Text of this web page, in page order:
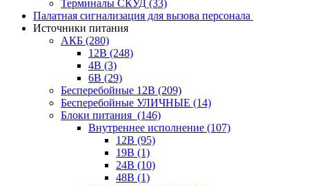
Терминалы СКУД (33)
Палатная сигнализация для вызова персонала
Источники питания
АКБ (280)
12В (248)
4В (3)
6В (29)
Бесперебойные 12В (209)
Бесперебойные УЛИЧНЫЕ (14)
Блоки питания (146)
Внутреннее исполнение (107)
12В (95)
19В (1)
24В (10)
48В (1)